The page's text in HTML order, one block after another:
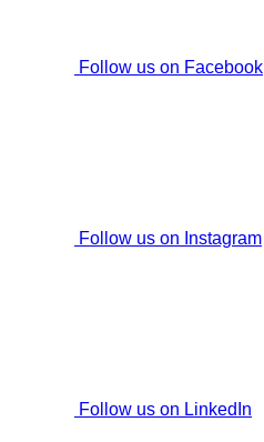
Follow us on Facebook
Follow us on Instagram
Follow us on LinkedIn